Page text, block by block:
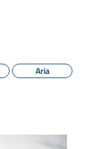
Aria